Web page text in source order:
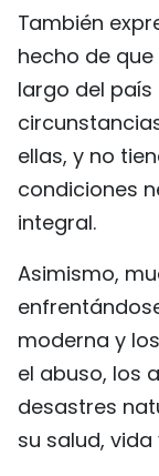
También
hecho de
largo del país
ellas, y no
condiciones
integral.
Asimismo,
moderna y
el abuso, los
desastres
su salud,